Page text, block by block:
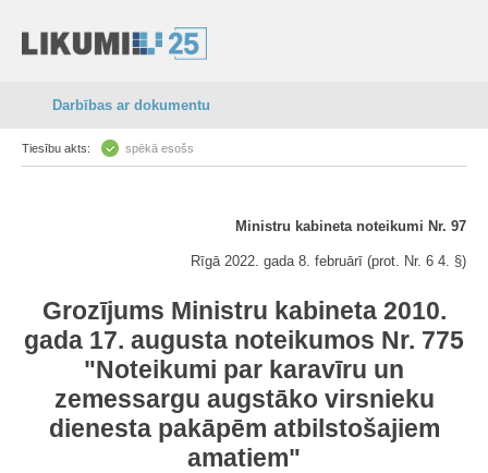
Darbības ar dokumentu
Tiesību akts: spēkā esošs
Ministru kabineta noteikumi Nr. 97
Rīgā 2022. gada 8. februārī (prot. Nr. 6 4. §)
Grozījums Ministru kabineta 2010.
gada 17. augusta noteikumos Nr. 775
"Noteikumi par karavīru un
zemessargu augstāko virsnieku
dienesta pakāpēm atbilstošajiem
amatiem"